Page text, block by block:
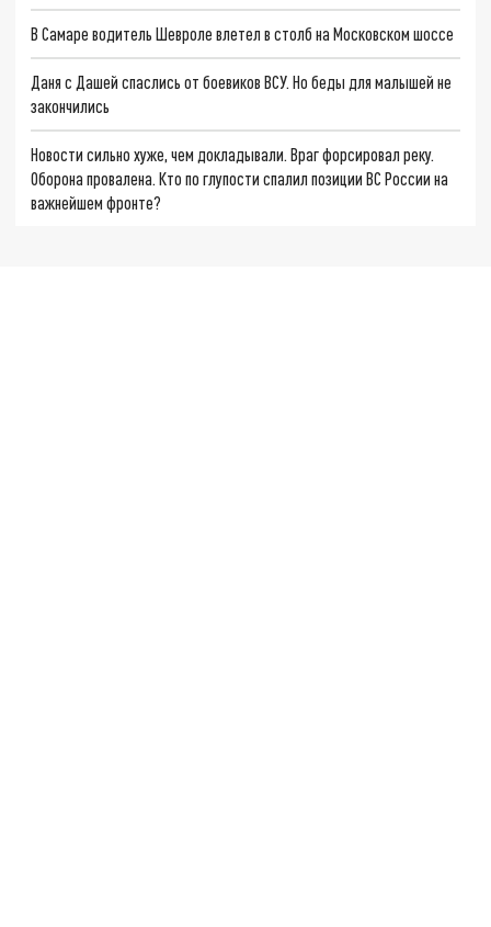
В Самаре водитель Шевроле влетел в столб на Московском шоссе
Даня с Дашей спаслись от боевиков ВСУ. Но беды для малышей не
закончились
Новости сильно хуже, чем докладывали. Враг форсировал реку.
Оборона провалена. Кто по глупости спалил позиции ВС России на
важнейшем фронте?